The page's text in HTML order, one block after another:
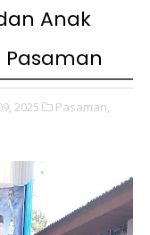
Anak
Pasaman
2025 Pasaman,